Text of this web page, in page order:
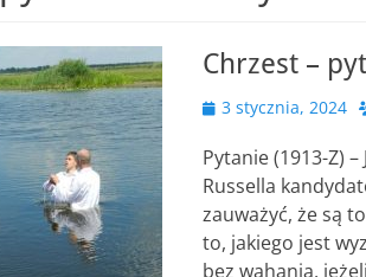
Chrzest –
Opublikowano
3 stycznia, 2024
Pytanie (1913-Z)
Russella
zauważyć, że są
to, jakiego jest
bez wahania,